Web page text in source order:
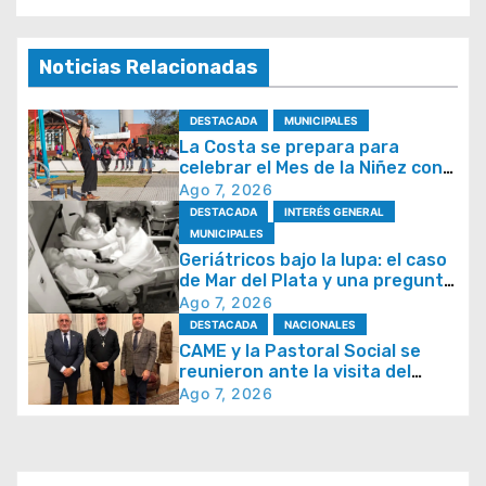
g
a
c
i
ó
n
d
e
e
n
t
Noticias Relacionadas
DESTACADA MUNICIPALES
La Costa se prepara para
celebrar el Mes de la Niñez con
juegos y espectáculos
Ago 7, 2026
DESTACADA
INTERÉS GENERAL
MUNICIPALES
Geriátricos bajo la lupa: el caso
de Mar del Plata y una pregunta
que se repite en todo el país
Ago 7, 2026
DESTACADA NACIONALES
CAME y la Pastoral Social se
reunieron ante la visita del
papa León XIV y la Semana
Ago 7, 2026